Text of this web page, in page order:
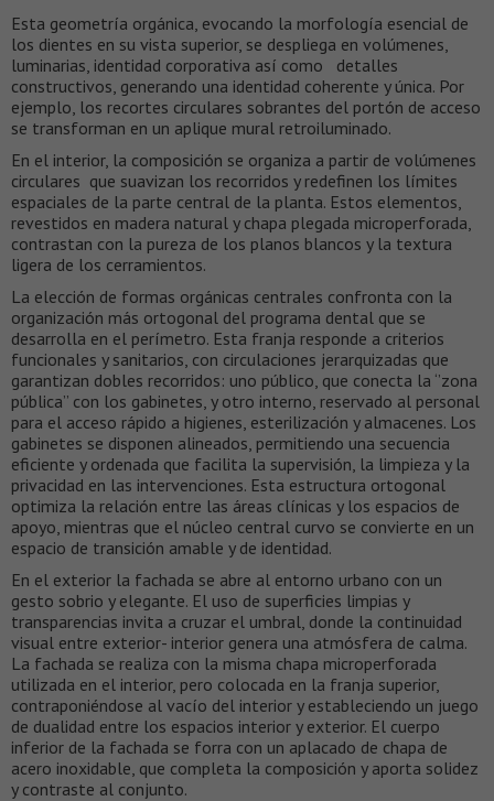
Esta geometría orgánica, evocando la morfología esencial de
los dientes en su vista superior, se despliega en volúmenes,
luminarias, identidad corporativa así como detalles
constructivos, generando una identidad coherente y única. Por
ejemplo, los recortes circulares sobrantes del portón de acceso
se transforman en un aplique mural retroiluminado.
En el interior, la composición se organiza a partir de volúmenes
circulares que suavizan los recorridos y redefinen los límites
espaciales de la parte central de la planta. Estos elementos,
revestidos en madera natural y chapa plegada microperforada,
contrastan con la pureza de los planos blancos y la textura
ligera de los cerramientos.
La elección de formas orgánicas centrales confronta con la
organización más ortogonal del programa dental que se
desarrolla en el perímetro. Esta franja responde a criterios
funcionales y sanitarios, con circulaciones jerarquizadas que
garantizan dobles recorridos: uno público, que conecta la ‘’zona
pública’’ con los gabinetes, y otro interno, reservado al personal
para el acceso rápido a higienes, esterilización y almacenes. Los
gabinetes se disponen alineados, permitiendo una secuencia
eficiente y ordenada que facilita la supervisión, la limpieza y la
privacidad en las intervenciones. Esta estructura ortogonal
optimiza la relación entre las áreas clínicas y los espacios de
apoyo, mientras que el núcleo central curvo se convierte en un
espacio de transición amable y de identidad.
En el exterior la fachada se abre al entorno urbano con un
gesto sobrio y elegante. El uso de superficies limpias y
transparencias invita a cruzar el umbral, donde la continuidad
visual entre exterior- interior genera una atmósfera de calma.
La fachada se realiza con la misma chapa microperforada
utilizada en el interior, pero colocada en la franja superior,
contraponiéndose al vacío del interior y estableciendo un juego
de dualidad entre los espacios interior y exterior. El cuerpo
inferior de la fachada se forra con un aplacado de chapa de
acero inoxidable, que completa la composición y aporta solidez
y contraste al conjunto.